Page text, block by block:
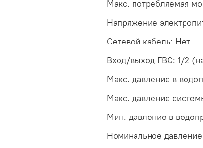
Макс. потребляемая
Напряжение
Сетевой кабель: Нет
Вход/выход ГВС: 1/2
Макс. давление в
Макс. давление
Мин. давление в
Номинальное